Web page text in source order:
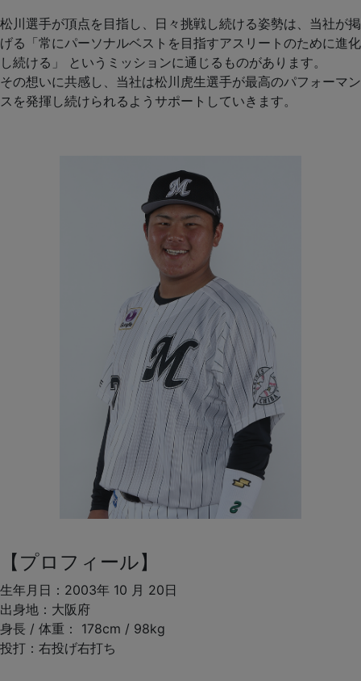
松川選手が頂点を目指し、日々挑戦し続ける姿勢は、当社が掲
げる「常にパーソナルベストを目指すアスリートのために進化
し続ける」 というミッションに通じるものがあります。
その想いに共感し、当社は松川虎生選手が最高のパフォーマン
スを発揮し続けられるようサポートしていきます。
【プロフィール】
生年月日：2003年 10 月 20日
出身地：大阪府
身長 / 体重： 178cm / 98kg
投打：右投げ右打ち